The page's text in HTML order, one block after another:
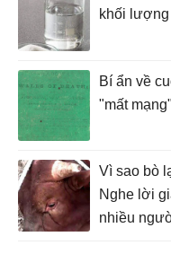
khối
Bí ẩn về
"mất mạng"
Vì sao bò
Nghe lời
nhiều